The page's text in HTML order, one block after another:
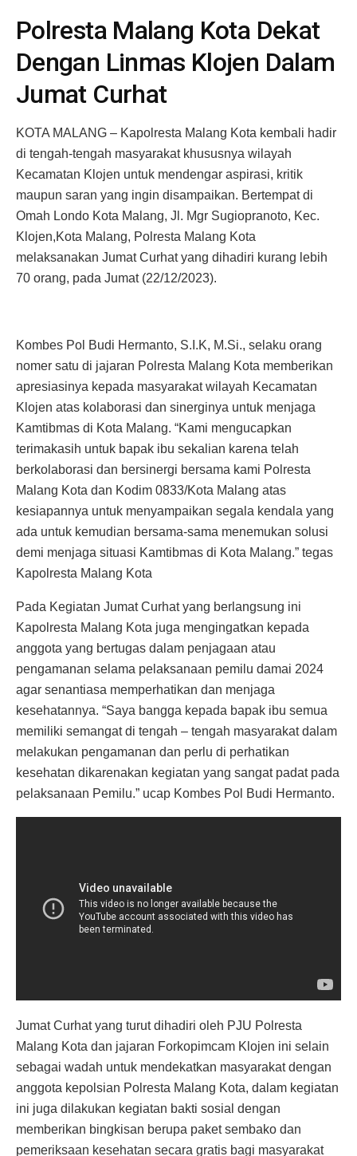
Polresta Malang Kota Dekat
Dengan Linmas Klojen Dalam
Jumat Curhat
KOTA MALANG – Kapolresta Malang Kota kembali hadir
di tengah-tengah masyarakat khususnya wilayah
Kecamatan Klojen untuk mendengar aspirasi, kritik
maupun saran yang ingin disampaikan. Bertempat di
Omah Londo Kota Malang, Jl. Mgr Sugiopranoto, Kec.
Klojen,Kota Malang, Polresta Malang Kota
melaksanakan Jumat Curhat yang dihadiri kurang lebih
70 orang, pada Jumat (22/12/2023).
Kombes Pol Budi Hermanto, S.I.K, M.Si., selaku orang
nomer satu di jajaran Polresta Malang Kota memberikan
apresiasinya kepada masyarakat wilayah Kecamatan
Klojen atas kolaborasi dan sinerginya untuk menjaga
Kamtibmas di Kota Malang. “Kami mengucapkan
terimakasih untuk bapak ibu sekalian karena telah
berkolaborasi dan bersinergi bersama kami Polresta
Malang Kota dan Kodim 0833/Kota Malang atas
kesiapannya untuk menyampaikan segala kendala yang
ada untuk kemudian bersama-sama menemukan solusi
demi menjaga situasi Kamtibmas di Kota Malang.” tegas
Kapolresta Malang Kota
Pada Kegiatan Jumat Curhat yang berlangsung ini
Kapolresta Malang Kota juga mengingatkan kepada
anggota yang bertugas dalam penjagaan atau
pengamanan selama pelaksanaan pemilu damai 2024
agar senantiasa memperhatikan dan menjaga
kesehatannya. “Saya bangga kepada bapak ibu semua
memiliki semangat di tengah – tengah masyarakat dalam
melakukan pengamanan dan perlu di perhatikan
kesehatan dikarenakan kegiatan yang sangat padat pada
pelaksanaan Pemilu.” ucap Kombes Pol Budi Hermanto.
Jumat Curhat yang turut dihadiri oleh PJU Polresta
Malang Kota dan jajaran Forkopimcam Klojen ini selain
sebagai wadah untuk mendekatkan masyarakat dengan
anggota kepolsian Polresta Malang Kota, dalam kegiatan
ini juga dilakukan kegiatan bakti sosial dengan
memberikan bingkisan berupa paket sembako dan
pemeriksaan kesehatan secara gratis bagi masyarakat